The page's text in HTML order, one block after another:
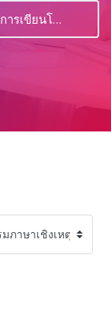
การเขียนโปรแกรมภาษาเชิงเหตุการณ์